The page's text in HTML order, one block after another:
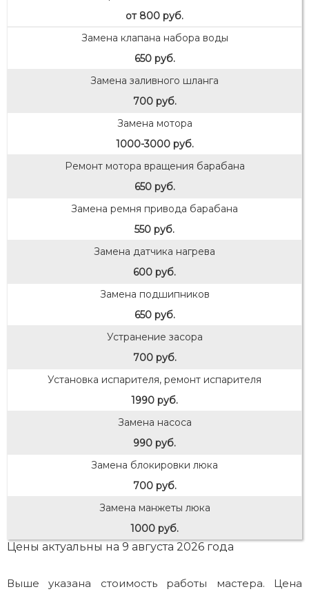
от 800 руб.
Замена клапана набора воды
650 руб.
Замена заливного шланга
700 руб.
Замена мотора
1000-3000 руб.
Ремонт мотора вращения барабана
650 руб.
Замена ремня привода барабана
550 руб.
Замена датчика нагрева
600 руб.
Замена подшипников
650 руб.
Устранение засора
700 руб.
Установка испарителя, ремонт испарителя
1990 руб.
Замена насоса
990 руб.
Замена блокировки люка
700 руб.
Замена манжеты люка
1000 руб.
Цены актуальны на 9 августа 2026 года
Выше указана стоимость работы мастера. Цена